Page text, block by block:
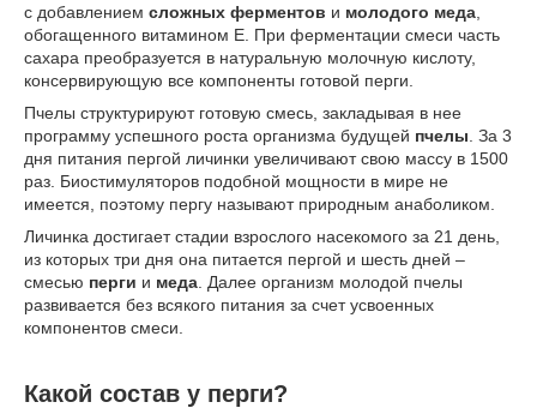
с добавлением сложных ферментов и молодого меда
обогащенного витамином Е. При ферментации смеси часть
сахара преобразуется в натуральную молочную кислоту,
консервирующую все компоненты готовой перги.
Пчелы структурируют готовую смесь, закладывая в нее
программу успешного роста организма будущей пчелы . За 3
дня питания пергой личинки увеличивают свою массу в 1500
раз. Биостимуляторов подобной мощности в мире не
имеется, поэтому пергу называют природным анаболиком.
Личинка достигает стадии взрослого насекомого за 21 день,
из которых три дня она питается пергой и шесть дней –
смесью перги и меда . Далее организм молодой пчелы
развивается без всякого питания за счет усвоенных
компонентов смеси.
Какой состав у перги?